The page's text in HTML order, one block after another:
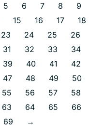
5 6 7 8
9
15 16 17
18
23 24 25
26
31 32 33
34
39 40 41
42
47 48 49
50
55 56 57
58
63 64 65
66
69 →